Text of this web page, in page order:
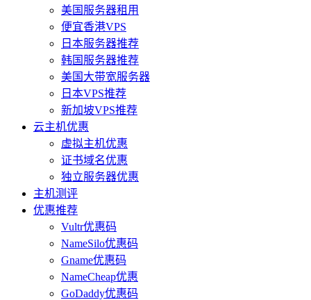
美国服务器租用
便宜香港VPS
日本服务器推荐
韩国服务器推荐
美国大带宽服务器
日本VPS推荐
新加坡VPS推荐
云主机优惠
虚拟主机优惠
证书域名优惠
独立服务器优惠
主机测评
优惠推荐
Vultr优惠码
NameSilo优惠码
Gname优惠码
NameCheap优惠
GoDaddy优惠码